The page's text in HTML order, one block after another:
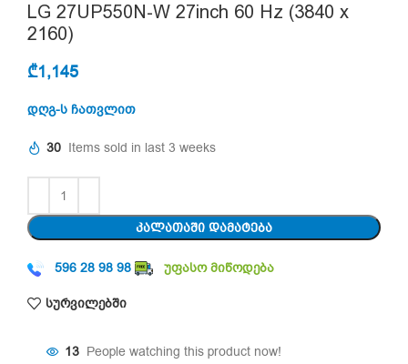
LG 27UP550N-W 27inch 60 Hz (3840 x
2160)
₾1,145
დღგ-ს ჩათვლით
30 Items sold in last 3 weeks
ᲙᲐᲚᲐᲗᲐᲨᲘ ᲓᲐᲛᲐᲢᲔᲑᲐ
596 28 98 98 უფასო მიწოდება
სურვილებში
13 People watching this product now!